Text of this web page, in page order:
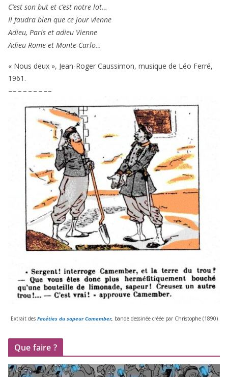
C’est son but et c’est notre lot…
Il fau­dra bien que ce jour vienne
Adieu, Paris et adieu Vienne
Adieu Rome et Monte-Carlo…
« Nous deux », Jean-Roger Caussimon, musique de Léo Ferré,
1961 .
– – – – – – – – –
Extrait desFacéties du sapeur Camember, bande des­si­née créée par Christophe (1890)
Que faire ?